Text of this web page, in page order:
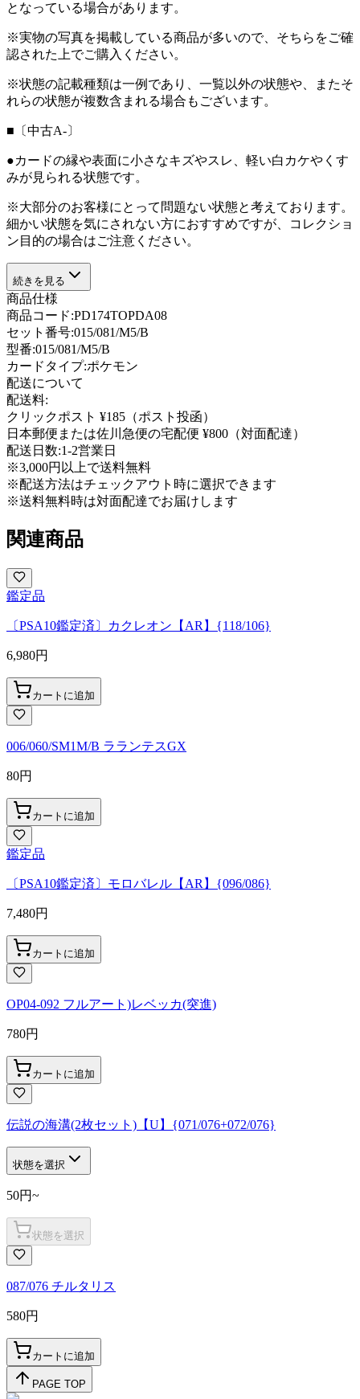
となっている場合があります。
※実物の写真を掲載している商品が多いので、そちらをご確
認された上でご購入ください。
※状態の記載種類は一例であり、一覧以外の状態や、またそ
れらの状態が複数含まれる場合もございます。
■〔中古A-〕
●カードの縁や表面に小さなキズやスレ、軽い白カケやくす
みが見られる状態です。
※大部分のお客様にとって問題ない状態と考えております。
細かい状態を気にされない方におすすめですが、コレクショ
ン目的の場合はご注意ください。
続きを見る
商品仕様
商品コード:PD174TOPDA08
セット番号:015/081/M5/B
型番:015/081/M5/B
カードタイプ:ポケモン
配送について
配送料:
クリックポスト ¥185（ポスト投函）
日本郵便または佐川急便の宅配便 ¥800（対面配達）
配送日数:1-2営業日
※3,000円以上で送料無料
※配送方法はチェックアウト時に選択できます
※送料無料時は対面配達でお届けします
関連商品
鑑定品
〔PSA10鑑定済〕カクレオン【AR】{118/106}
6,980円
カートに追加
006/060/SM1M/B ラランテスGX
80円
カートに追加
鑑定品
〔PSA10鑑定済〕モロバレル【AR】{096/086}
7,480円
カートに追加
OP04-092 フルアート)レベッカ(突進)
780円
カートに追加
伝説の海溝(2枚セット)【U】{071/076+072/076}
状態を選択
50円~
状態を選択
087/076 チルタリス
580円
カートに追加
PAGE TOP